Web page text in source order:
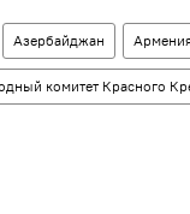
Азербайджан
комитет Красного